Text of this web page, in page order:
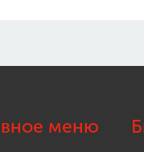
меню